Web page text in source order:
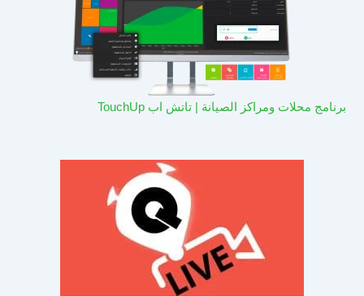
برنامج محلات ومراكز الصيانة | تاتش اب TouchUp